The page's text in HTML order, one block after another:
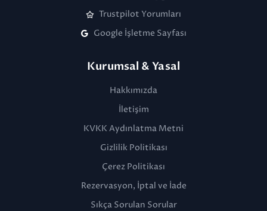
Trustpilot Yorumları
Google İşletme Sayfası
Kurumsal & Yasal
Hakkımızda
İletişim
KVKK Aydınlatma Metni
Gizlilik Politikası
Çerez Politikası
Rezervasyon, İptal ve İade
Sıkça Sorulan Sorular